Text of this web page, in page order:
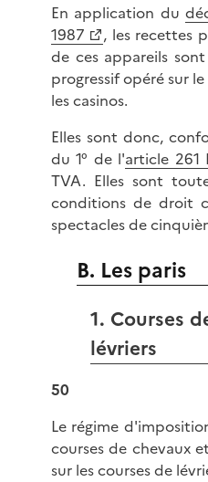
En application du
1987
, les recettes
de ces appareils
progressif opéré sur
les casinos.
Elles sont donc,
du 1° de l'article 261
TVA. Elles sont
conditions de droit
spectacles de
B. Les paris
1. Courses
lévriers
50
Le régime
courses de chevaux
sur les courses de